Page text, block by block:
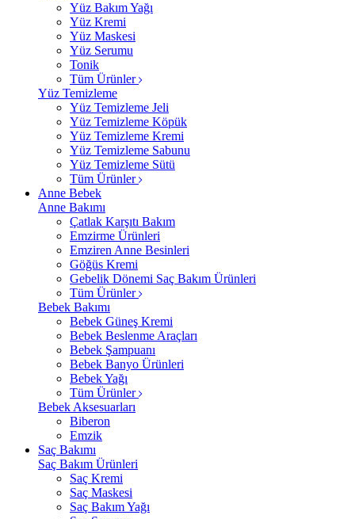
Yüz Bakım Yağı
Yüz Kremi
Yüz Maskesi
Yüz Serumu
Tonik
Tüm Ürünler
Yüz Temizleme
Yüz Temizleme Jeli
Yüz Temizleme Köpük
Yüz Temizleme Kremi
Yüz Temizleme Sabunu
Yüz Temizleme Sütü
Tüm Ürünler
Anne Bebek
Anne Bakımı
Çatlak Karşıtı Bakım
Emzirme Ürünleri
Emziren Anne Besinleri
Göğüs Kremi
Gebelik Dönemi Saç Bakım Ürünleri
Tüm Ürünler
Bebek Bakımı
Bebek Güneş Kremi
Bebek Beslenme Araçları
Bebek Şampuanı
Bebek Banyo Ürünleri
Bebek Yağı
Tüm Ürünler
Bebek Aksesuarları
Biberon
Emzik
Saç Bakımı
Saç Bakım Ürünleri
Saç Kremi
Saç Maskesi
Saç Bakım Yağı